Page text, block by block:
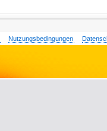
Nutzungsbedingungen